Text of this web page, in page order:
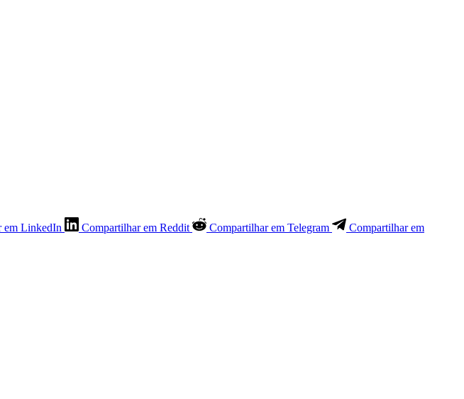
em LinkedIn Compartilhar em Reddit Compartilhar em Telegram
Compartilhar em